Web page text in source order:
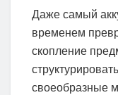
Даже самый
временем
скопление
своеобразные